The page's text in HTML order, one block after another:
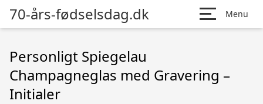
70-års-fødselsdag.dk Menu
Personligt Spiegelau
Champagneglas med Gravering –
Initialer